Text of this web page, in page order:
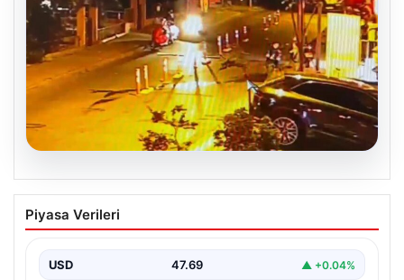
05.08.2026
Nilda Müge’nin Ölümüne Yönelik Silahlı
Saldırının Kameralara Yansıyan
İstanbul’un Şişli ilçesinde yaşanan korkutucu olayda,
Piyasa Verileri
USD 47.69 ▲ +0.04%